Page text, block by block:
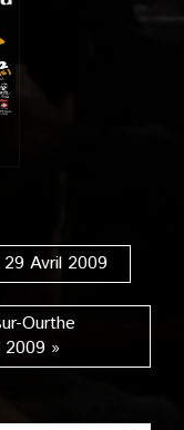
Avril 2009
Ourthe
2009 »